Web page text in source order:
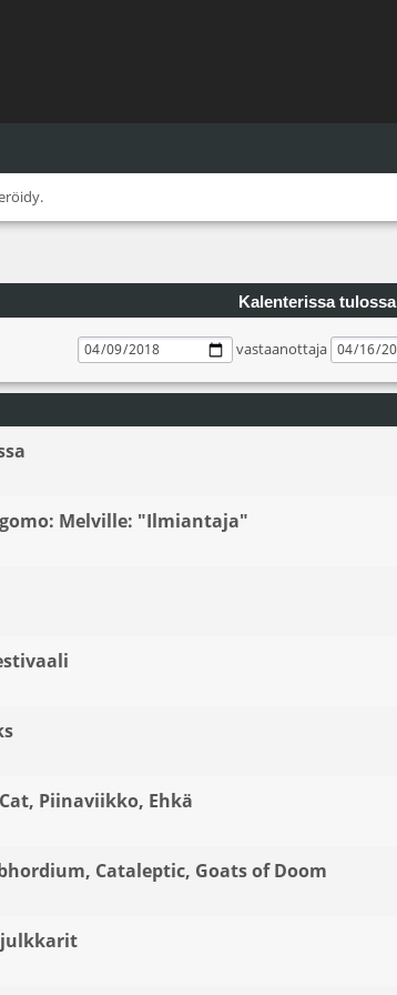
.
Kalenterissa tulossa
vastaanottaja
Melville: "Ilmiantaja"
Piinaviikko, Ehkä
Cataleptic, Goats of Doom